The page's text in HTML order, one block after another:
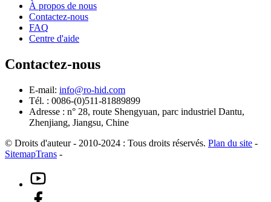
À propos de nous
Contactez-nous
FAQ
Centre d'aide
Contactez-nous
E-mail: info@ro-hid.com
Tél. : 0086-(0)511-81889899
Adresse : n° 28, route Shengyuan, parc industriel Dantu,
Zhenjiang, Jiangsu, Chine
© Droits d'auteur - 2010-2024 : Tous droits réservés. Plan du site -
SitemapTrans -